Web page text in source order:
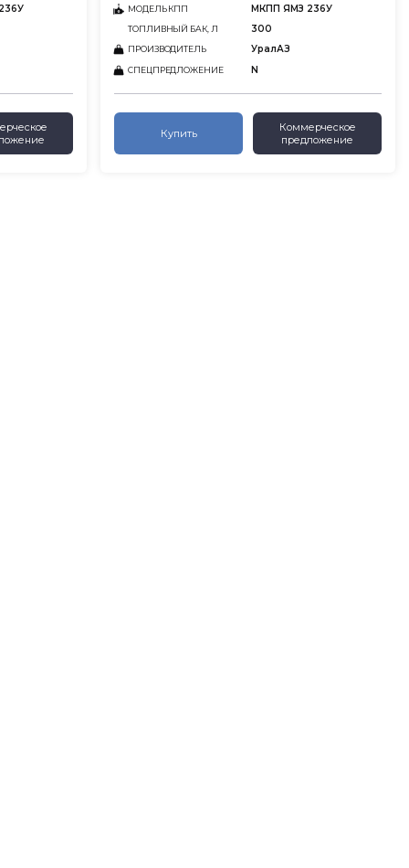
МОДЕЛЬ КПП МКПП ЯМЗ 236У
ТОПЛИВНЫЙ БАК, Л 300
ПРОИЗВОДИТЕЛЬ УралАЗ
СПЕЦПРЕДЛОЖЕНИЕ N
Купить
Коммерческое
предложение